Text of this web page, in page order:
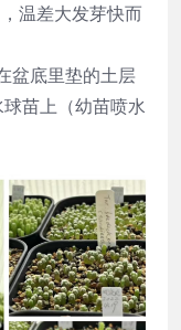
温差大发芽快而
盆底里垫的土层
苗上（幼苗喷水